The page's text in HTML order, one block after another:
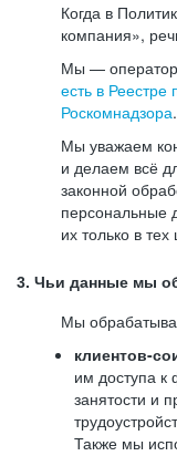
Когда в
компания»,
Мы —
есть в
Роскомнадзора.
Мы уважаем
и делаем всё
законной
персональные
их только в
3. Чьи данные мы
Мы
клиентов-
им доступа к
занятости и
Также мы